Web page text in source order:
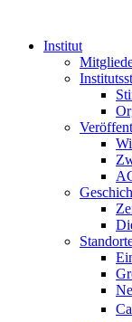
Institut